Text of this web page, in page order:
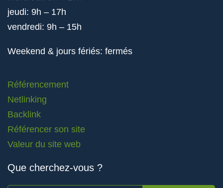
jeudi: 9h – 17h
vendredi: 9h – 15h
Weekend & jours fériés: fermés
Référencement
Netlinking
Backlink
Référencer son site
Valeur du site web
Que cherchez-vous ?